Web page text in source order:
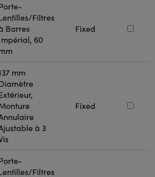
Filtres
Barres
60
Fixed
mm
à 3
Fixed
Filtres